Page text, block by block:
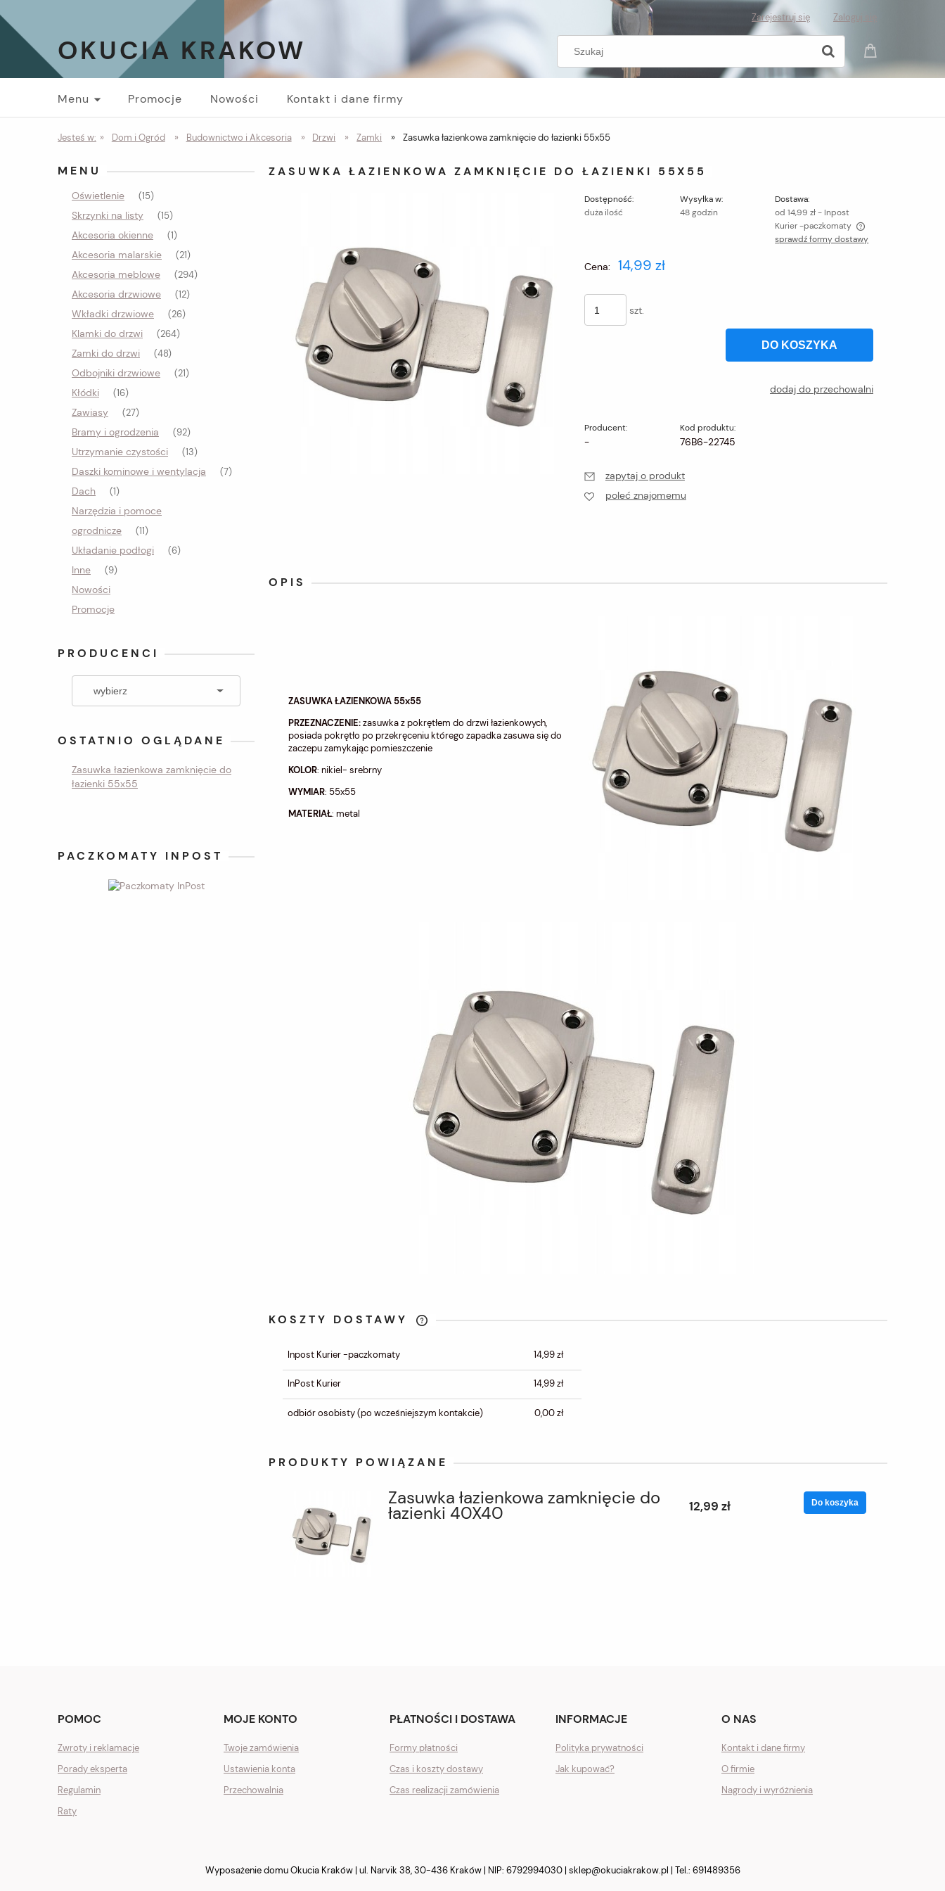
Zarejestruj się Zaloguj się
OKUCIA KRAKOW
Menu Promocje Nowości Kontakt i dane firmy
Jesteś w: » Dom i Ogród » Budownictwo i Akcesoria » Drzwi » Zamki » Zasuwka łazienkowa zamknięcie do łazienki 55x55
MENU
Oświetlenie (15)
Skrzynki na listy (15)
Akcesoria okienne (1)
Akcesoria malarskie (21)
Akcesoria meblowe (294)
Akcesoria drzwiowe (12)
Wkładki drzwiowe (26)
Klamki do drzwi (264)
Zamki do drzwi (48)
Odbojniki drzwiowe (21)
Kłódki (16)
Zawiasy (27)
Bramy i ogrodzenia (92)
Utrzymanie czystości (13)
Daszki kominowe i wentylacja (7)
Dach (1)
Narzędzia i pomoce
ogrodnicze
(11)
Układanie podłogi (6)
Inne (9)
Nowości
Promocje
PRODUCENCI
OSTATNIO OGLĄDANE
Zasuwka łazienkowa zamknięcie do
łazienki 55x55
PACZKOMATY INPOST
ZASUWKA ŁAZIENKOWA ZAMKNIĘCIE DO ŁAZIENKI 55X55
Dostępność:
duża ilość
Wysyłka w:
48 godzin
Dostawa:
od 14,99 zł - Inpost
Kurier -paczkomaty
sprawdź formy dostawy
Cena: 14,99 zł
szt.
DO KOSZYKA
dodaj do przechowalni
Producent:
-
Kod produktu:
76B6-22745
zapytaj o produkt
poleć znajomemu
OPIS
ZASUWKA ŁAZIENKOWA 55x55
PRZEZNACZENIE:zasuwka z pokrętłem do drzwi łazienkowych,
posiada pokrętło po przekręceniu którego zapadka zasuwa się do
zaczepu zamykając pomieszczenie
KOLOR: nikiel- srebrny
WYMIAR: 55x55
MATERIAŁ: metal
KOSZTY DOSTAWY
CENA NIE ZAWIERA
Inpost Kurier -paczkomaty 14,99 zł
InPost Kurier 14,99 zł
odbiór osobisty(po wcześniejszym kontakcie) 0,00 zł
PRODUKTY POWIĄZANE
Zasuwka łazienkowa zamknięcie do
łazienki 40X40 12,99 zł Do koszyka
POMOC
Zwroty i reklamacje
Porady eksperta
Regulamin
Raty
MOJE KONTO
Twoje zamówienia
Ustawienia konta
Przechowalnia
PŁATNOŚCI I DOSTAWA
Formy płatności
Czas i koszty dostawy
Czas realizacji zamówienia
INFORMACJE
Polityka prywatności
Jak kupować?
O NAS
Kontakt i dane firmy
O firmie
Nagrody i wyróżnienia
Wyposażenie domu Okucia Kraków | ul. Narvik 38, 30-436 Kraków | NIP: 6792994030 | sklep@okuciakrakow.pl | Tel.: 691489356